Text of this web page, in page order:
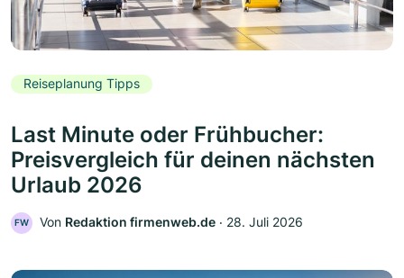
Reiseplanung Tipps
Last Minute oder Frühbucher:
Preisvergleich für deinen nächsten
Urlaub 2026
FW Von Redaktion firmenweb.de ‧ 28. Juli 2026